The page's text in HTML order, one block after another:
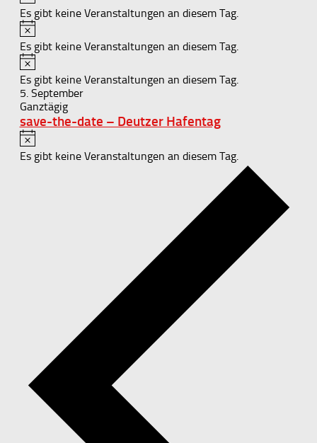
Es gibt keine Veranstaltungen an diesem Tag.
Hinweis
Es gibt keine Veranstaltungen an diesem Tag.
Hinweis
Es gibt keine Veranstaltungen an diesem Tag.
5. September
Ganztägig
save-the-date – Deutzer Hafentag
Hinweis
Es gibt keine Veranstaltungen an diesem Tag.